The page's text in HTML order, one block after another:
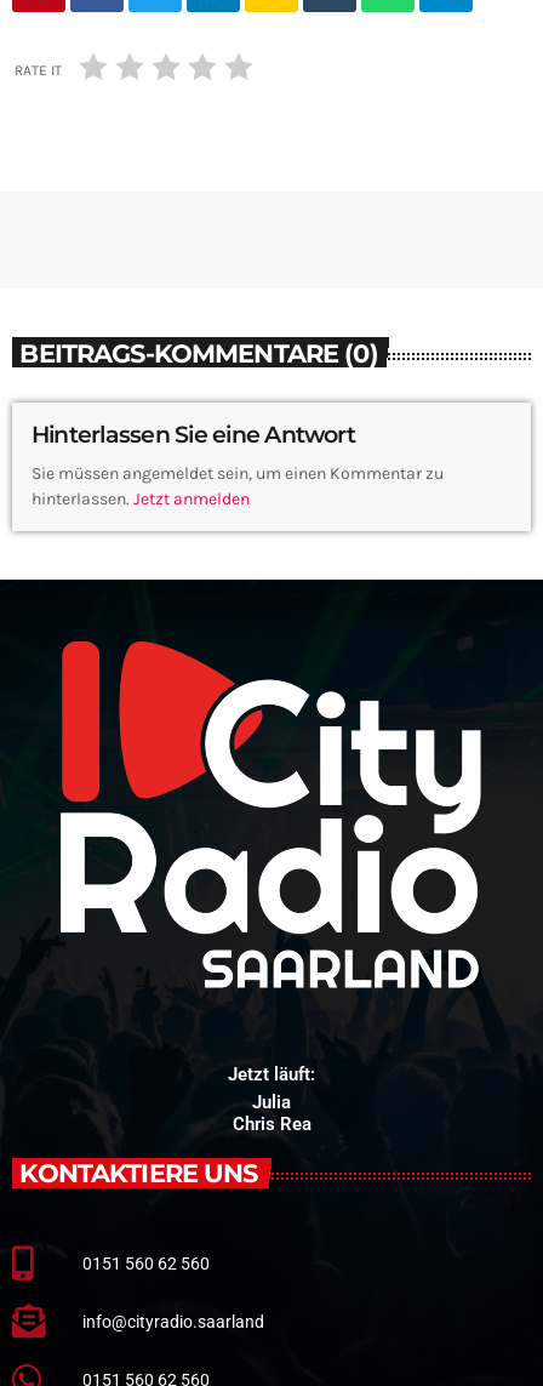
RATE IT
BEITRAGS-KOMMENTARE (0)
Hinterlassen Sie eine Antwort
Sie müssen angemeldet sein, um einen Kommentar zu
hinterlassen. Jetzt anmelden
Jetzt läuft:
Julia
Chris Rea
KONTAKTIERE UNS
0151 560 62 560
info@cityradio.saarland
0151 560 62 560